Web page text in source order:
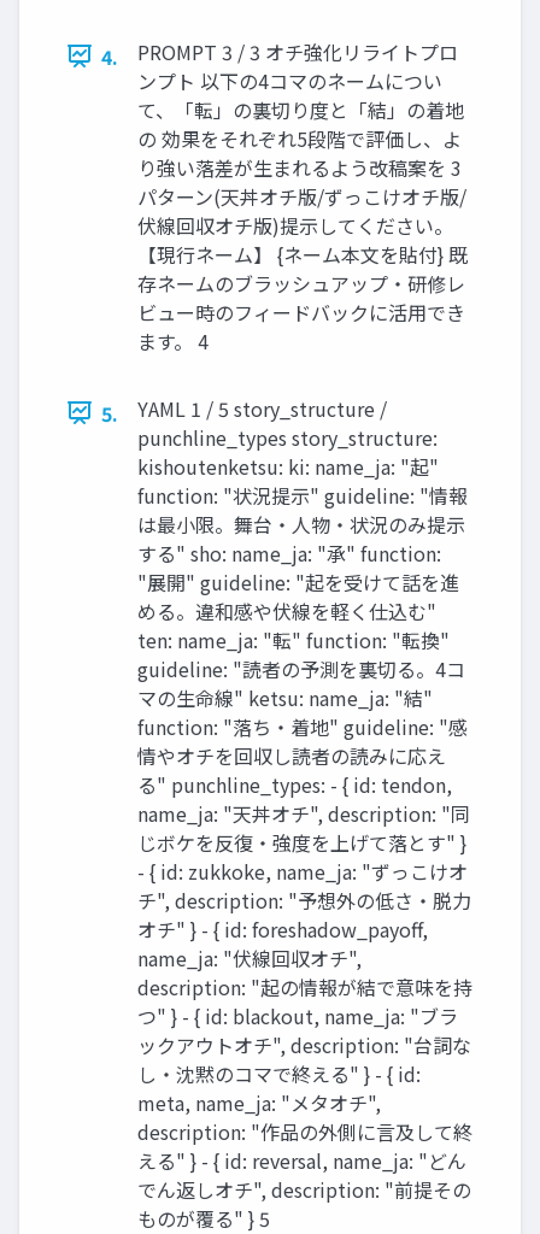
4.
PROMPT 3 / 3 オチ強化リライトプロ
ンプト 以下の4コマのネームについ
て、「転」の裏切り度と「結」の着地
の 効果をそれぞれ5段階で評価し、よ
り強い落差が生まれるよう改稿案を 3
パターン(天丼オチ版/ずっこけオチ版/
伏線回収オチ版)提示してください。
【現行ネーム】 {ネーム本文を貼付} 既
存ネームのブラッシュアップ・研修レ
ビュー時のフィードバックに活用でき
ます。 4
5.
YAML 1 / 5 story_structure /
punchline_types story_structure:
kishoutenketsu: ki: name_ja: "起"
function: "状況提示" guideline: "情報
は最小限。舞台・人物・状況のみ提示
する" sho: name_ja: "承" function:
"展開" guideline: "起を受けて話を進
める。違和感や伏線を軽く仕込む"
ten: name_ja: "転" function: "転換"
guideline: "読者の予測を裏切る。4コ
マの生命線" ketsu: name_ja: "結"
function: "落ち・着地" guideline: "感
情やオチを回収し読者の読みに応え
る" punchline_types: - { id: tendon,
name_ja: "天丼オチ", description: "同
じボケを反復・強度を上げて落とす" }
- { id: zukkoke, name_ja: "ずっこけオ
チ", description: "予想外の低さ・脱力
オチ" } - { id: foreshadow_payoff,
name_ja: "伏線回収オチ",
description: "起の情報が結で意味を持
つ" } - { id: blackout, name_ja: "ブラ
ックアウトオチ", description: "台詞な
し・沈黙のコマで終える" } - { id:
meta, name_ja: "メタオチ",
description: "作品の外側に言及して終
える" } - { id: reversal, name_ja: "どん
でん返しオチ", description: "前提その
ものが覆る" } 5